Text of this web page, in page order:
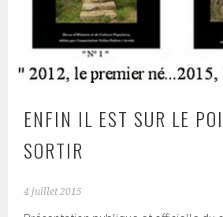
ENFIN IL EST SUR LE
SORTIR
4 juillet 2015